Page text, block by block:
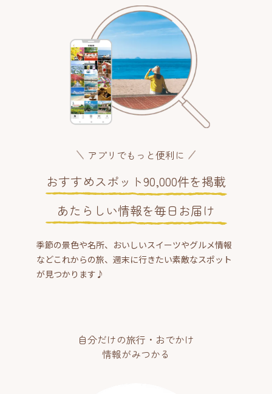
アプリでもっと便利に
おすすめスポット90,000件を掲載
あたらしい情報を毎日お届け
季節の景色や名所、おいしいスイーツやグルメ情報
などこれからの旅、週末に行きたい素敵なスポット
が見つかります♪
自分だけの旅行・おでかけ
情報がみつかる